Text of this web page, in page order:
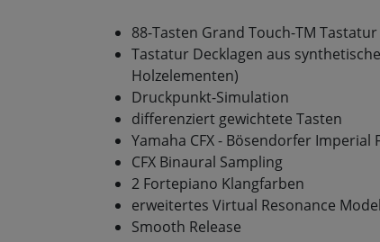
88-Tasten Grand Touch-TM Tastatur
Tastatur Decklagen aus
Holzelementen)
Druckpunkt-Simulation
differenziert gewichtete Tasten
Yamaha CFX - Bösendorfer Imperial
CFX Binaural Sampling
2 Fortepiano Klangfarben
erweitertes Virtual Resonance
Smooth Release